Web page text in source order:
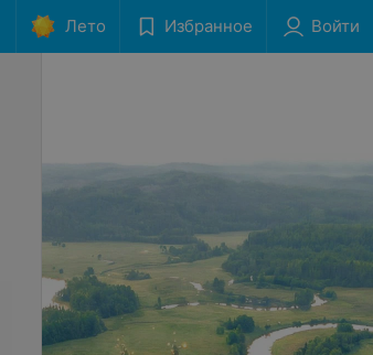
Лето Избранное Войти